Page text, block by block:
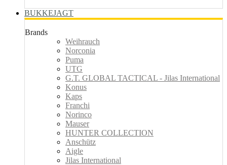
BUKKEJAGT
Brands
Weihrauch
Norconia
Puma
UTG
G.T. GLOBAL TACTICAL - Jilas International
Konus
Kaps
Franchi
Norinco
Mauser
HUNTER COLLECTION
Anschütz
Aigle
Jilas International